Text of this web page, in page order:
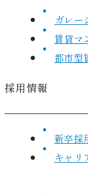
ガレー
賃貸マ
都市型
採用情報
新卒採
キャリ